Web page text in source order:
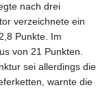
nach drei
verzeichnete ein
Punkte. Im
von 21 Punkten.
sei allerdings die
warnte die